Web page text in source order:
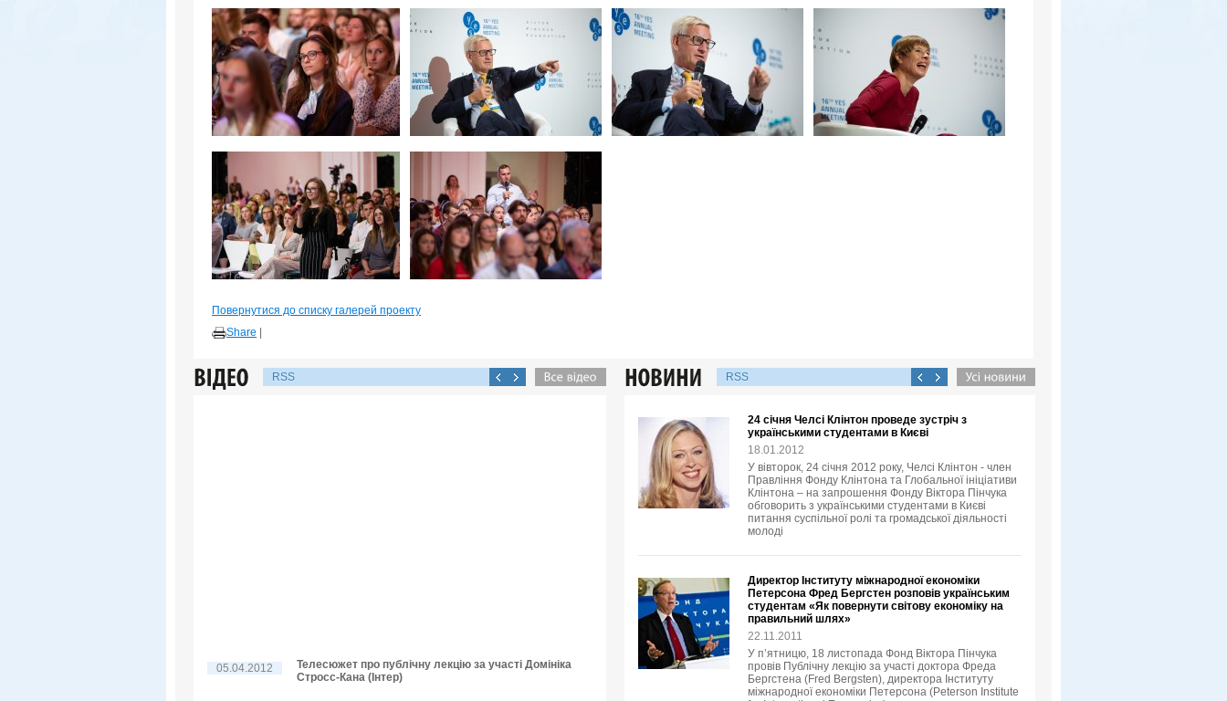
Повернутися до списку галерей проекту
Share
RSS
05.04.2012
Телесюжет про публічну лекцію за участі Домініка
Стросс-Кана (Інтер)
RSS
24 січня Челсі Клінтон проведе зустріч з
українськими студентами в Києві
18.01.2012
У вівторок, 24 січня 2012 року, Челсі Клінтон - член
Правління Фонду Клінтона та Глобальної ініціативи
Клінтона – на запрошення Фонду Віктора Пінчука
обговорить з українськими студентами в Києві
питання суспільної ролі та громадської діяльності
молоді
Директор Інституту міжнародної економіки
Петерсона Фред Бергстен розповів українським
студентам «Як повернути світову економіку на
правильний шлях»
22.11.2011
У п’ятницю, 18 листопада Фонд Віктора Пінчука
провів Публічну лекцію за участі доктора Фреда
Бергстена (Fred Bergsten), директора Інституту
міжнародної економіки Петерсона (Peterson Institute